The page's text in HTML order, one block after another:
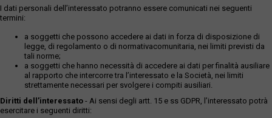
I dati personali dell’interessato potranno essere comunicati nei seguenti
termini:
a soggetti che possono accedere ai dati in forza di disposizione di
legge, di regolamento o di normativacomunitaria, nei limiti previsti da
tali norme;
a soggetti che hanno necessità di accedere ai dati per finalità ausiliare
al rapporto che intercorre tra l’interessato e la Società, nei limiti
strettamente necessari per svolgere i compiti ausiliari.
Diritti dell’interessato - Ai sensi degli artt. 15 e ss GDPR, l’interessato potrà
esercitare i seguenti diritti: